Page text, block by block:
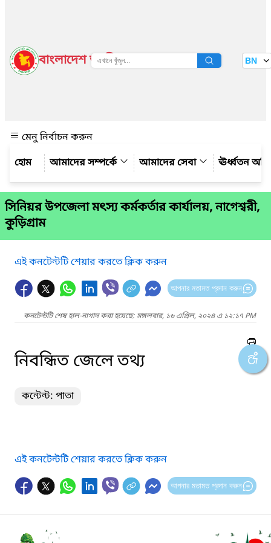
বাংলাদেশ জাতীয় তথ্য বাতায়ন BN
মেনু নির্বাচন করুন
আমাদের সম্পর্কে
আমাদের সেবা ঊর্ধ্বতন
সিনিয়র উপজেলা মৎস্য কর্মকর্তার কার্যালয়, নাগেশ্বরী,
কুড়িগ্রাম
এই কনটেন্টটি শেয়ার করতে ক্লিক করুন
আপনার মতামত প্রদান করুন
কনটেন্টটি শেষ হাল-নাগাদ করা হয়েছে: মঙ্গলবার, ১৬ এপ্রিল, ২০২৪ এ ১২:১৭ PM
নিবন্ধিত জেলে তথ্য
কন্টেন্ট: পাতা
এই কনটেন্টটি শেয়ার করতে ক্লিক করুন
আপনার মতামত প্রদান করুন